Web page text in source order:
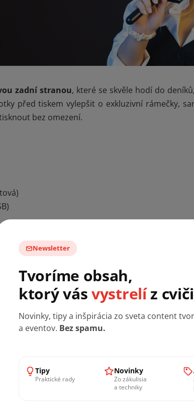
zadní stranou, které se skvěle hodí do
před tiskem vylepšit o exkluzivní rámečky,
bez omezení.
HP Sprocket
. Můžete k vytištěné fotce
tak
doslova ožijí přímo před očima
ktorý vásvystrelíz
a eventov.Bez spamu.